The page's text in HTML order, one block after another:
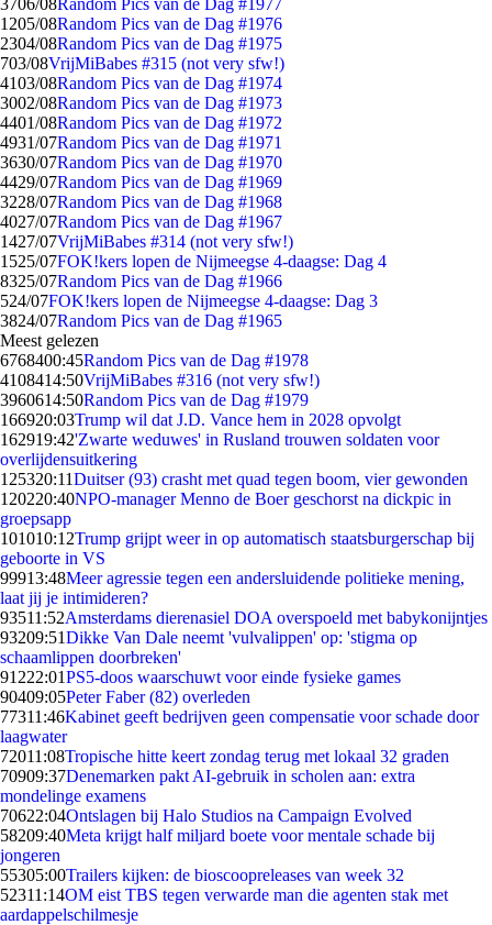
3706/08Random Pics van de Dag #1977
1205/08Random Pics van de Dag #1976
2304/08Random Pics van de Dag #1975
703/08VrijMiBabes #315 (not very sfw!)
4103/08Random Pics van de Dag #1974
3002/08Random Pics van de Dag #1973
4401/08Random Pics van de Dag #1972
4931/07Random Pics van de Dag #1971
3630/07Random Pics van de Dag #1970
4429/07Random Pics van de Dag #1969
3228/07Random Pics van de Dag #1968
4027/07Random Pics van de Dag #1967
1427/07VrijMiBabes #314 (not very sfw!)
1525/07FOK!kers lopen de Nijmeegse 4-daagse: Dag 4
8325/07Random Pics van de Dag #1966
524/07FOK!kers lopen de Nijmeegse 4-daagse: Dag 3
3824/07Random Pics van de Dag #1965
Meest gelezen
6768400:45Random Pics van de Dag #1978
4108414:50VrijMiBabes #316 (not very sfw!)
3960614:50Random Pics van de Dag #1979
166920:03Trump wil dat J.D. Vance hem in 2028 opvolgt
162919:42'Zwarte weduwes' in Rusland trouwen soldaten voor
overlijdensuitkering
125320:11Duitser (93) crasht met quad tegen boom, vier gewonden
120220:40NPO-manager Menno de Boer geschorst na dickpic in
groepsapp
101010:12Trump grijpt weer in op automatisch staatsburgerschap bij
geboorte in VS
99913:48Meer agressie tegen een andersluidende politieke mening,
laat jij je intimideren?
93511:52Amsterdams dierenasiel DOA overspoeld met babykonijntjes
93209:51Dikke Van Dale neemt 'vulvalippen' op: 'stigma op
schaamlippen doorbreken'
91222:01PS5-doos waarschuwt voor einde fysieke games
90409:05Peter Faber (82) overleden
77311:46Kabinet geeft bedrijven geen compensatie voor schade door
laagwater
72011:08Tropische hitte keert zondag terug met lokaal 32 graden
70909:37Denemarken pakt AI-gebruik in scholen aan: extra
mondelinge examens
70622:04Ontslagen bij Halo Studios na Campaign Evolved
58209:40Meta krijgt half miljard boete voor mentale schade bij
jongeren
55305:00Trailers kijken: de bioscoopreleases van week 32
52311:14OM eist TBS tegen verwarde man die agenten stak met
aardappelschilmesje